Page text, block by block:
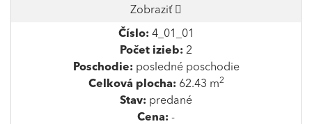
Zobraziť
Číslo:4_01_01
Počet izieb: 2
Poschodie:posledné poschodie
Celková plocha: 62.43 m2
Stav: predané
Cena: -